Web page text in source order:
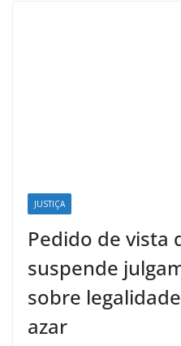
JUSTIÇA
Pedido de vista
suspende
sobre
azar